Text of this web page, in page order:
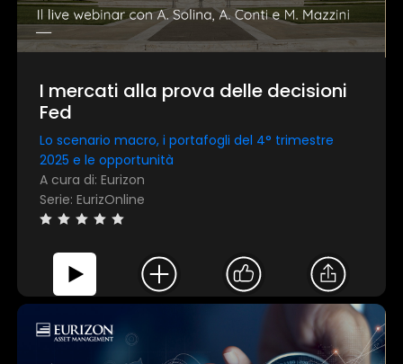
I mercati alla prova delle decisioni
Fed
Lo scenario macro, i portafogli del 4° trimestre
2025 e le opportunità
A cura di: Eurizon
Serie: EurizOnline